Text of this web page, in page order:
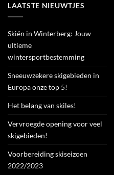
LAATSTE NIEUWTJES
Skiën in Winterberg: Jouw
ultieme
wintersportbestemming
Sneeuwzekere skigebieden in
Europa onze top 5!
Het belang van skiles!
Vervroegde opening voor veel
skigebieden!
Voorbereiding skiseizoen
2022/2023